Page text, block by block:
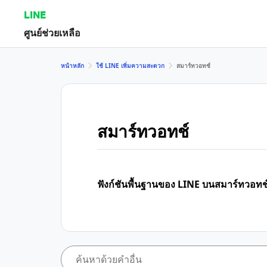
LINE
ศูนย์ช่วยเหลือ
หน้าหลัก ใช้ LINE เพิ่มความสะดวก สมาร์ทวอทช์
สมาร์ทวอทช์
ฟังก์ชันพื้นฐานของ LINE บนสมาร์ทวอท